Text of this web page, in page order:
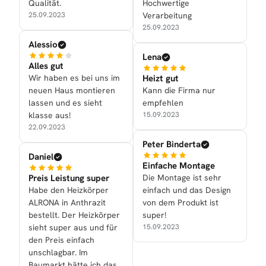
Qualität.
25.09.2023
Alessio
Alles gut
Wir haben es bei uns im
neuen Haus montieren
lassen und es sieht
klasse aus!
22.09.2023
Daniel
Preis Leistung super
Habe den Heizkörper
ALRONA in Anthrazit
bestellt. Der Heizkörper
sieht super aus und für
den Preis einfach
unschlagbar. Im
Hochwertige
Verarbeitung
25.09.2023
Lena
Heizt gut
Kann die Firma nur
empfehlen
15.09.2023
Peter Binderta
Einfache Montage
Die Montage ist sehr
einfach und das Design
von dem Produkt ist
super!
15.09.2023